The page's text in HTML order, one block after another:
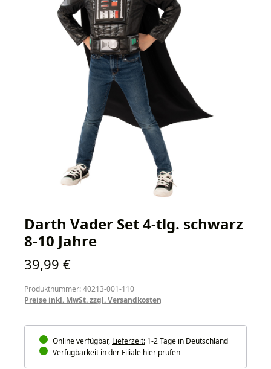
Darth Vader Set 4-tlg. schwarz
8-10 Jahre
Regulärer Preis:
39,99 €
Produktnummer: 40213-001-110
Preise inkl. MwSt. zzgl. Versandkosten
Online verfügbar, Lieferzeit: 1-2 Tage in Deutschland
Verfügbarkeit in der Filiale hier prüfen